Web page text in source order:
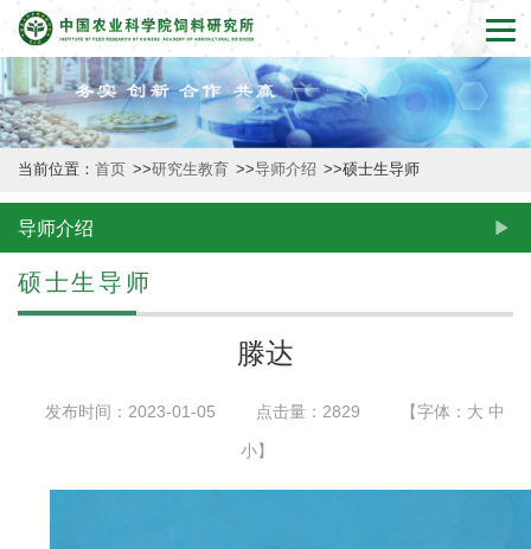
首
页
本
所
概
况
新
当前位置： 首页 >>研究生教育 >>导师介绍 >>硕士生导师
导师介绍
硕士生导师
滕达
发布时间：2023-01-05 点击量： 2829 【字体： 大 中
小】